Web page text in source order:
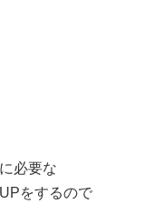
必要な
をするので